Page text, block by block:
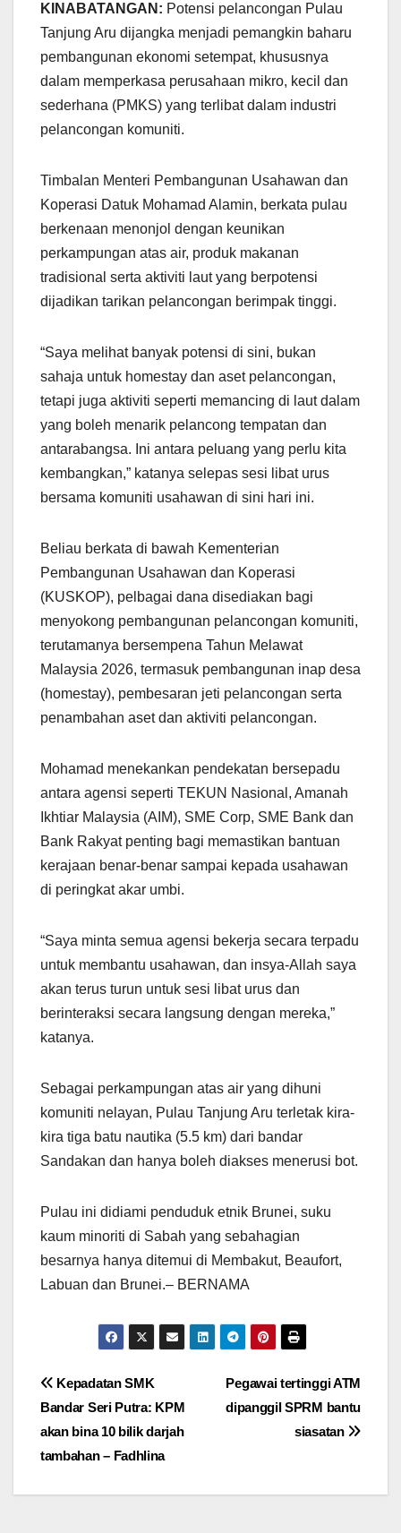
at
s
A
p
p
e
gr
a
m
c
e
b
o
o
ail ar
e
KINABATANGAN: Potensi pelancongan Pulau
Tanjung Aru dijangka menjadi pemangkin baharu
pembangunan ekonomi setempat, khususnya
dalam memperkasa perusahaan mikro, kecil dan
sederhana (PMKS) yang terlibat dalam industri
pelancongan komuniti.
Timbalan Menteri Pembangunan Usahawan dan
Koperasi Datuk Mohamad Alamin, berkata pulau
berkenaan menonjol dengan keunikan
perkampungan atas air, produk makanan
tradisional serta aktiviti laut yang berpotensi
dijadikan tarikan pelancongan berimpak tinggi.
“Saya melihat banyak potensi di sini, bukan
sahaja untuk homestay dan aset pelancongan,
tetapi juga aktiviti seperti memancing di laut dalam
yang boleh menarik pelancong tempatan dan
antarabangsa. Ini antara peluang yang perlu kita
kembangkan,” katanya selepas sesi libat urus
bersama komuniti usahawan di sini hari ini.
Beliau berkata di bawah Kementerian
Pembangunan Usahawan dan Koperasi
(KUSKOP), pelbagai dana disediakan bagi
menyokong pembangunan pelancongan komuniti,
terutamanya bersempena Tahun Melawat
Malaysia 2026, termasuk pembangunan inap desa
(homestay), pembesaran jeti pelancongan serta
penambahan aset dan aktiviti pelancongan.
Mohamad menekankan pendekatan bersepadu
antara agensi seperti TEKUN Nasional, Amanah
Ikhtiar Malaysia (AIM), SME Corp, SME Bank dan
Bank Rakyat penting bagi memastikan bantuan
kerajaan benar-benar sampai kepada usahawan
di peringkat akar umbi.
“Saya minta semua agensi bekerja secara terpadu
untuk membantu usahawan, dan insya-Allah saya
akan terus turun untuk sesi libat urus dan
berinteraksi secara langsung dengan mereka,”
katanya.
Sebagai perkampungan atas air yang dihuni
komuniti nelayan, Pulau Tanjung Aru terletak kira-
kira tiga batu nautika (5.5 km) dari bandar
Sandakan dan hanya boleh diakses menerusi bot.
Pulau ini didiami penduduk etnik Brunei, suku
kaum minoriti di Sabah yang sebahagian
besarnya hanya ditemui di Membakut, Beaufort,
Labuan dan Brunei.– BERNAMA
Post
navigation
Pegawai tertinggi ATM
dipanggil SPRM bantu
siasatan
Kepadatan SMK
Bandar Seri Putra: KPM
akan bina 10 bilik darjah
tambahan – Fadhlina